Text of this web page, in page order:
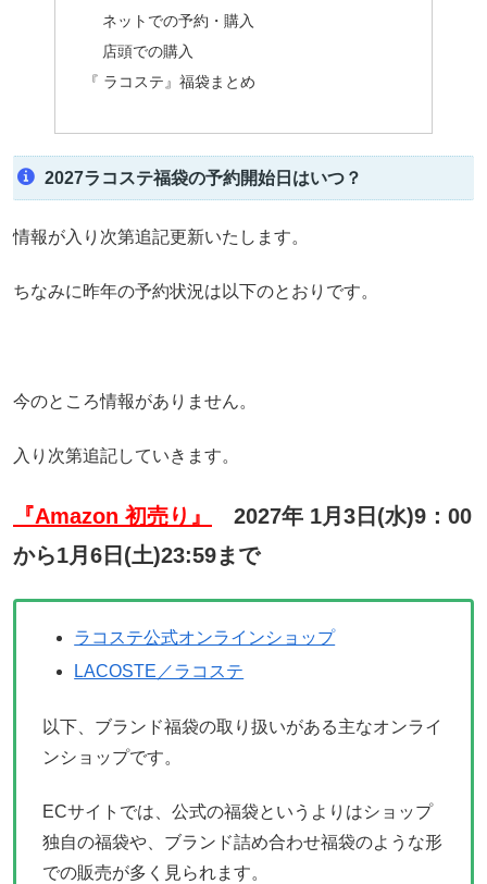
ネットでの予約・購入
店頭での購入
『 ラコステ』福袋まとめ
2027ラコステ福袋の予約開始日はいつ？
情報が入り次第追記更新いたします。
ちなみに昨年の予約状況は以下のとおりです。
今のところ情報がありません。
入り次第追記していきます。
『Amazon 初売り』
2027年 1月3日(水)9：00
から1月6日(土)23:59まで
ラコステ公式オンラインショップ
LACOSTE／ラコステ
以下、ブランド福袋の取り扱いがある主なオンライ
ンショップです。
ECサイトでは、公式の福袋というよりはショップ
独自の福袋や、ブランド詰め合わせ福袋のような形
での販売が多く見られます。